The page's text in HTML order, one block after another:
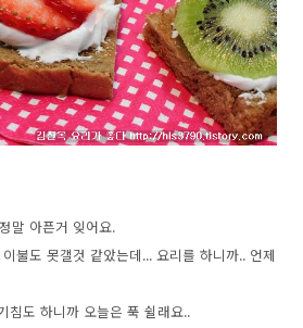
말 아픈거 잊어요.
불도 못갤것 같았는데... 요리를 하니까.. 언제
침도 하니까 오늘은 푹 쉴래요..